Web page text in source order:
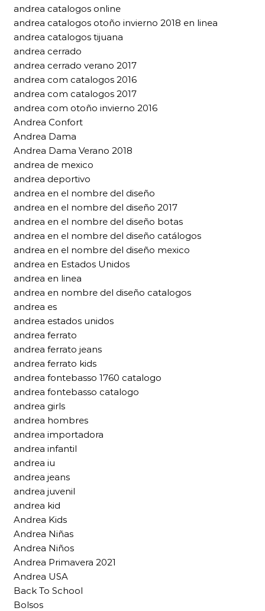
andrea catalogos online
andrea catalogos otoño invierno 2018 en linea
andrea catalogos tijuana
andrea cerrado
andrea cerrado verano 2017
andrea com catalogos 2016
andrea com catalogos 2017
andrea com otoño invierno 2016
Andrea Confort
Andrea Dama
Andrea Dama Verano 2018
andrea de mexico
andrea deportivo
andrea en el nombre del diseño
andrea en el nombre del diseño 2017
andrea en el nombre del diseño botas
andrea en el nombre del diseño catálogos
andrea en el nombre del diseño mexico
andrea en Estados Unidos
andrea en linea
andrea en nombre del diseño catalogos
andrea es
andrea estados unidos
andrea ferrato
andrea ferrato jeans
andrea ferrato kids
andrea fontebasso 1760 catalogo
andrea fontebasso catalogo
andrea girls
andrea hombres
andrea importadora
andrea infantil
andrea iu
andrea jeans
andrea juvenil
andrea kid
Andrea Kids
Andrea Niñas
Andrea Niños
Andrea Primavera 2021
Andrea USA
Back To School
Bolsos